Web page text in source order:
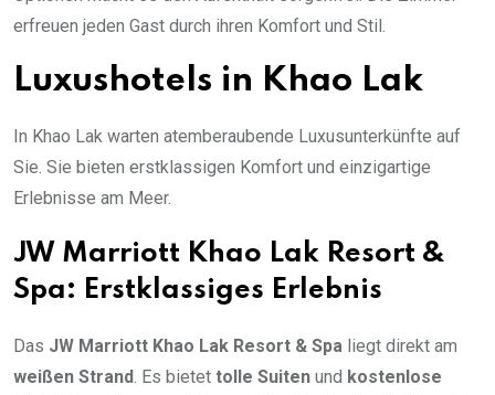
erfreuen jeden Gast durch ihren Komfort und Stil.
Luxushotels in Khao Lak
In Khao Lak warten atemberaubende Luxusunterkünfte auf
Sie. Sie bieten erstklassigen Komfort und einzigartige
Erlebnisse am Meer.
JW Marriott Khao Lak Resort &
Spa: Erstklassiges Erlebnis
Das JW Marriott Khao Lak Resort & Spa liegt direkt am
weißen Strand . Es bietet tolle Suiten und kostenlose